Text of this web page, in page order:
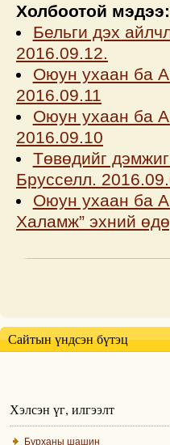
Холбоотой мэдээ:
Бельги дэх
2016.09.12.
Оюун ухаан ба
2016.09.11
Оюун ухаан ба
2016.09.10
Төвөдийг
Брусселл.
Оюун ухаан ба
Халамж” эхний
Сайтын үндсэн бүтэц
Хэлсэн үг, илгээлт
Бурханы шашин